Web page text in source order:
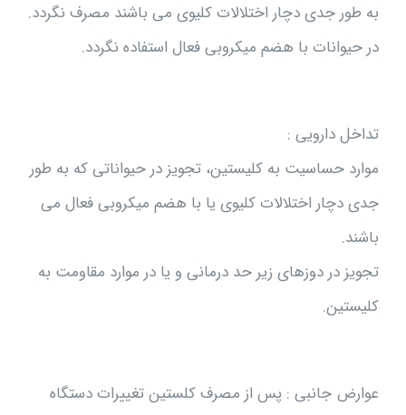
به طور جدی دچار اختلالات کلیوی می باشند مصرف نگردد.
در حیوانات با هضم میکروبی فعال استفاده نگردد.
تداخل دارویی :
موارد حساسیت به کلیستین، تجویز در حیواناتی که به طور
جدی دچار اختلالات کلیوی یا با هضم میکروبی فعال می
باشند.
تجویز در دوزهای زیر حد درمانی و یا در موارد مقاومت به
کلیستین.
عوارض جانبی : پس از مصرف کلستین تغییرات دستگاه